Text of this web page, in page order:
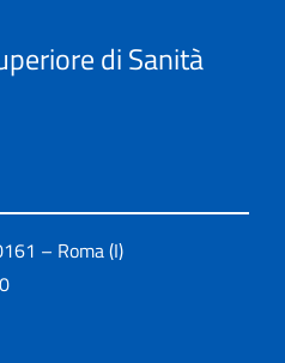
di Sanità
– Roma (I)